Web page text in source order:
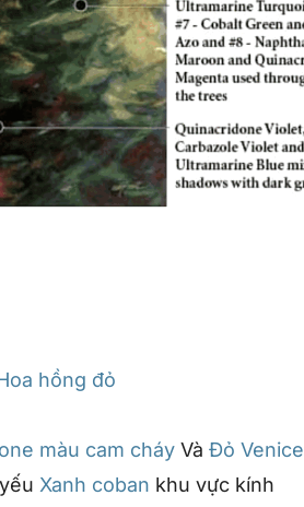
hồng đỏ
màu cam cháy VàĐỏ Venice
Xanh coban khu vực kính